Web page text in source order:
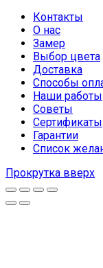
Контакты
О нас
Замер
Выбор цвета
Доставка
Способы
Наши работы
Советы
Сертификаты
Гарантии
Список
Прокрутка вверх